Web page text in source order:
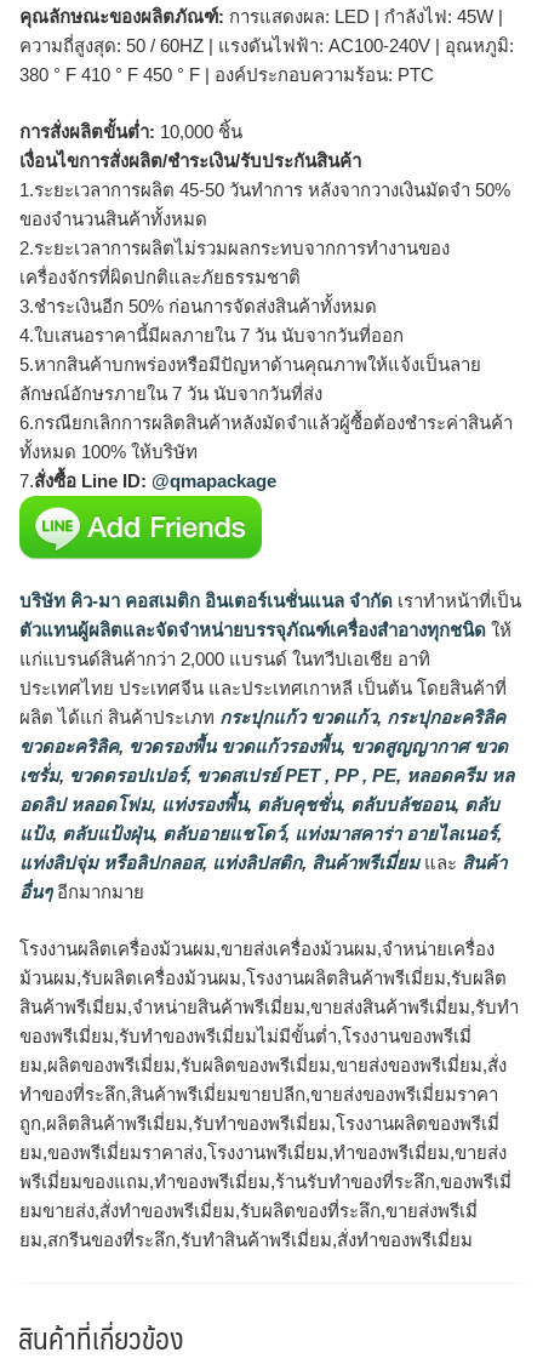
คุณลักษณะของผลิตภัณฑ์: การแสดงผล: LED | กำลังไฟ: 45W |
ความถี่สูงสุด: 50 / 60HZ | แรงดันไฟฟ้า: AC100-240V | อุณหภูมิ:
380 ° F 410 ° F 450 ° F | องค์ประกอบความร้อน: PTC
การสั่งผลิตขั้นต่ำ: 10,000 ชิ้น
เงื่อนไขการสั่งผลิต/ชำระเงิน/รับประกันสินค้า
1.ระยะเวลาการผลิต 45-50 วันทำการ หลังจากวางเงินมัดจำ 50%
ของจำนวนสินค้าทั้งหมด
2.ระยะเวลาการผลิตไม่รวมผลกระทบจากการทำงานของ
เครื่องจักรที่ผิดปกติและภัยธรรมชาติ
3.ชำระเงินอีก 50% ก่อนการจัดส่งสินค้าทั้งหมด
4.ใบเสนอราคานี้มีผลภายใน 7 วัน นับจากวันที่ออก
5.หากสินค้าบกพร่องหรือมีปัญหาด้านคุณภาพให้แจ้งเป็นลาย
ลักษณ์อักษรภายใน 7 วัน นับจากวันที่ส่ง
6.กรณียกเลิกการผลิตสินค้าหลังมัดจำแล้วผู้ซื้อต้องชำระค่าสินค้า
ทั้งหมด 100% ให้บริษัท
7.สั่งซื้อ Line ID: @qmapackage
บริษัท คิว-มา คอสเมติก อินเตอร์เนชั่นแนล จำกัด เราทำหน้าที่เป็น
ตัวแทนผู้ผลิตและจัดจำหน่ายบรรจุภัณฑ์เครื่องสำอางทุกชนิด ให้
แก่แบรนด์สินค้ากว่า 2,000 แบรนด์ ในทวีปเอเชีย อาทิ
ประเทศไทย ประเทศจีน และประเทศเกาหลี เป็นต้น โดยสินค้าที่
ผลิต ได้แก่ สินค้าประเภท กระปุกแก้ว ขวดแก้ว, กระปุกอะคริลิค
ขวดอะคริลิค, ขวดรองพื้น ขวดแก้วรองพื้น, ขวดสูญญากาศ ขวด
เซรั่ม, ขวดดรอปเปอร์, ขวดสเปรย์ PET , PP , PE, หลอดครีม หล
อดลิป หลอดโฟม, แท่งรองพื้น, ตลับคุชชั่น, ตลับบลัชออน, ตลับ
แป้ง, ตลับแป้งฝุ่น, ตลับอายแชโดว์, แท่งมาสคาร่า อายไลเนอร์,
แท่งลิปจุ่ม หรือลิปกลอส, แท่งลิปสติก, สินค้าพรีเมี่ยมและ สินค้า
อื่นๆอีกมากมาย
โรงงานผลิตเครื่องม้วนผม,ขายส่งเครื่องม้วนผม,จำหน่ายเครื่อง
ม้วนผม,รับผลิตเครื่องม้วนผม,โรงงานผลิตสินค้าพรีเมี่ยม,รับผลิต
สินค้าพรีเมี่ยม,จำหน่ายสินค้าพรีเมี่ยม,ขายส่งสินค้าพรีเมี่ยม,รับทํา
ของพรีเมี่ยม,รับทําของพรีเมี่ยมไม่มีขั้นต่ำ,โรงงานของพรีเมี่
ยม,ผลิตของพรีเมี่ยม,รับผลิตของพรีเมี่ยม,ขายส่งของพรีเมี่ยม,สั่ง
ทําของที่ระลึก,สินค้าพรีเมี่ยมขายปลีก,ขายส่งของพรีเมี่ยมราคา
ถูก,ผลิตสินค้าพรีเมี่ยม,รับทำของพรีเมี่ยม,โรงงานผลิตของพรีเมี่
ยม,ของพรีเมี่ยมราคาส่ง,โรงงานพรีเมี่ยม,ทําของพรีเมี่ยม,ขายส่ง
พรีเมี่ยมของแถม,ทำของพรีเมี่ยม,ร้านรับทําของที่ระลึก,ของพรีเมี่
ยมขายส่ง,สั่งทําของพรีเมี่ยม,รับผลิตของที่ระลึก,ขายส่งพรีเมี่
ยม,สกรีนของที่ระลึก,รับทําสินค้าพรีเมี่ยม,สั่งทำของพรีเมี่ยม
สินค้าที่เกี่ยวข้อง